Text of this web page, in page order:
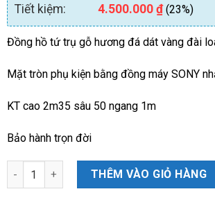
Tiết kiệm:
4.500.000 ₫(23%)
Đồng hồ tứ trụ gỗ hương đá dát vàng đài
Mặt tròn phụ kiện bằng đồng máy SONY
KT cao 2m35 sâu 50 ngang 1m
Bảo hành trọn đời
Đồng hồ tứ trụ gỗ hương đá dát vàng cao
THÊM VÀO GIỎ HÀNG